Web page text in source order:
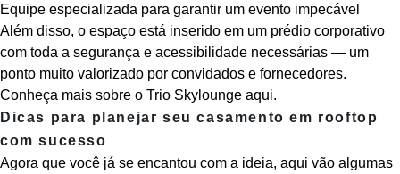
Equipe especializada para garantir um evento impecável
Além disso, o espaço está inserido em um prédio corporativo
com toda a segurança e acessibilidade necessárias — um
ponto muito valorizado por convidados e fornecedores.
Conheça mais sobre o Trio Skylounge aqui.
Dicas para planejar seu casamento em rooftop
com sucesso
Agora que você já se encantou com a ideia, aqui vão algumas